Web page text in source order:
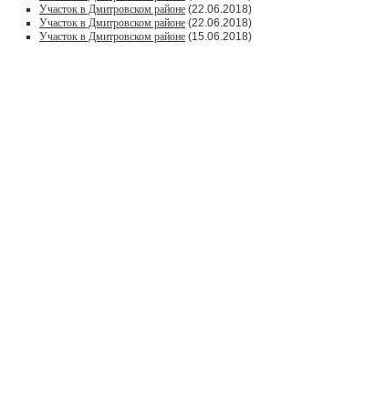
Участок в Дмитровском районе (22.06.2018)
Участок в Дмитровском районе (22.06.2018)
Участок в Дмитровском районе (15.06.2018)